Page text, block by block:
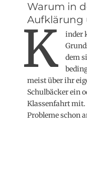
Warum in
Aufklärung
K
inder
dem
meist über ihr
Schulbäcker ein
Klassenfahrt mit.
Probleme schon